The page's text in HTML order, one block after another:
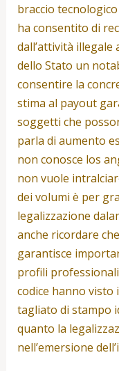
braccio
ha consentito di
dall’attività illegale
dello Stato un
consentire la
stima al payout
soggetti che
parla di aumento
non conosce los
non vuole
dei volumi è per
legalizzazione
anche ricordare
garantisce
profili
codice hanno visto
tagliato di stampo
quanto la
nell’emersione